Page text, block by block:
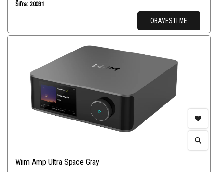
Šifra: 20031
OBAVESTI ME
Wiim Amp Ultra Space Gray